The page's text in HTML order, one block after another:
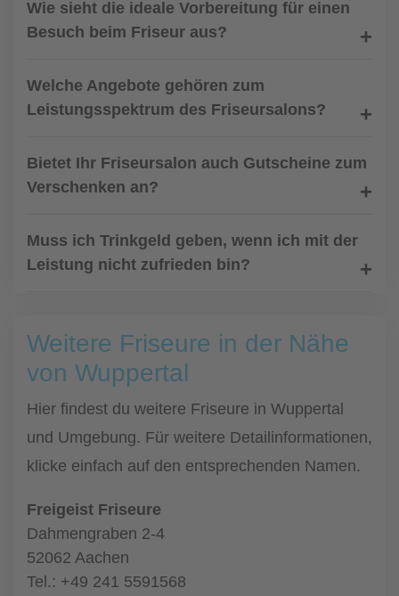
Wie sieht die ideale Vorbereitung für einen
Besuch beim Friseur aus?
Welche Angebote gehören zum
Leistungsspektrum des Friseursalons?
Bietet Ihr Friseursalon auch Gutscheine zum
Verschenken an?
Muss ich Trinkgeld geben, wenn ich mit der
Leistung nicht zufrieden bin?
Weitere Friseure in der Nähe
von Wuppertal
Hier findest du weitere Friseure in Wuppertal
und Umgebung. Für weitere Detailinformationen,
klicke einfach auf den entsprechenden Namen.
Freigeist Friseure
Dahmengraben 2-4
52062 Aachen
Tel.: +49 241 5591568